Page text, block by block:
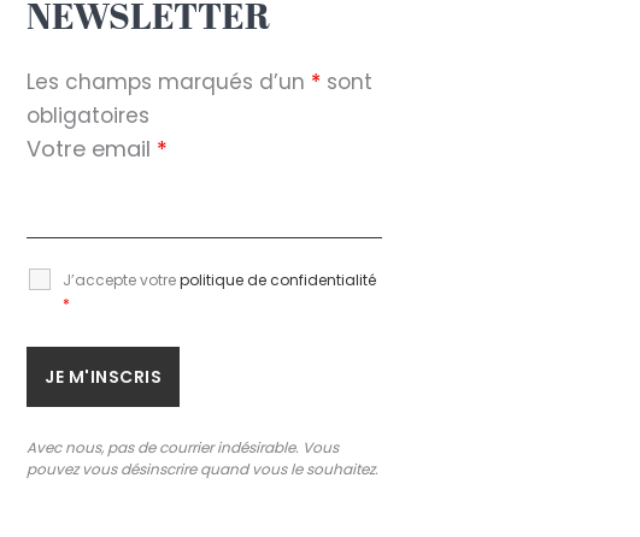
NEWSLETTER
Les champs marqués d’un * sont
obligatoires
Votre email *
J’accepte votrepolitique de confidentialité
*
Avec nous, pas de courrier indésirable. Vous
pouvez vous désinscrire quand vous le souhaitez.